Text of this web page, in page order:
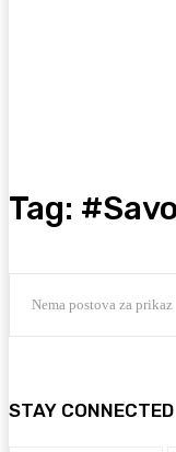
Tag:
Nema postova za prikaz
STAY CONNECTED